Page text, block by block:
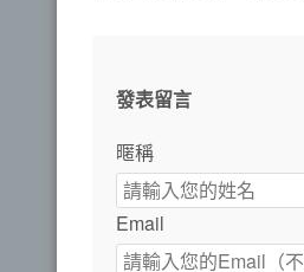
發表留言
暱稱
Email